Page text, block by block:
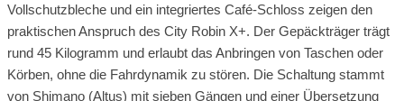
Vollschutzbleche und ein integriertes Café-Schloss zeigen den
praktischen Anspruch des City Robin X+. Der Gepäckträger trägt
rund 45 Kilogramm und erlaubt das Anbringen von Taschen oder
Körben, ohne die Fahrdynamik zu stören. Die Schaltung stammt
von Shimano (Altus) mit sieben Gängen und einer Übersetzung